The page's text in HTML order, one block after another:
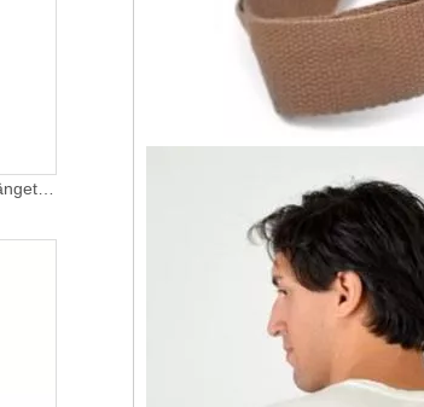
Wasserdichte dreieckige Umhängetasche für Männer mit benutzerdefiniertem Logo für Frauen mit großer Kapazität und mehreren Crossbody-Kuriertaschen